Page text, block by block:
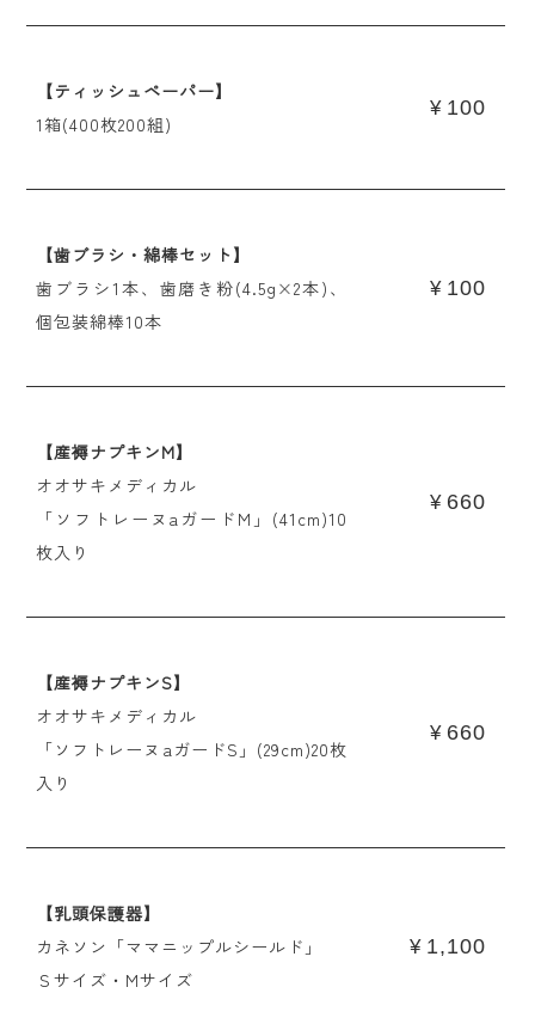
【ティッシュペーパー】
1箱(400枚200組)
¥ 100
【歯ブラシ・綿棒セット】
歯ブラシ1本、歯磨き粉(4.5g×2本)、
個包装綿棒10本
¥ 100
【産褥ナプキンM】
オオサキメディカル
「ソフトレーヌaガードM」(41cm)10
枚入り
¥ 660
【産褥ナプキンS】
オオサキメディカル
「ソフトレーヌaガードS」(29cm)20枚
入り
¥ 660
【乳頭保護器】
カネソン「ママニップルシールド」
Ｓサイズ・Mサイズ
¥ 1,100